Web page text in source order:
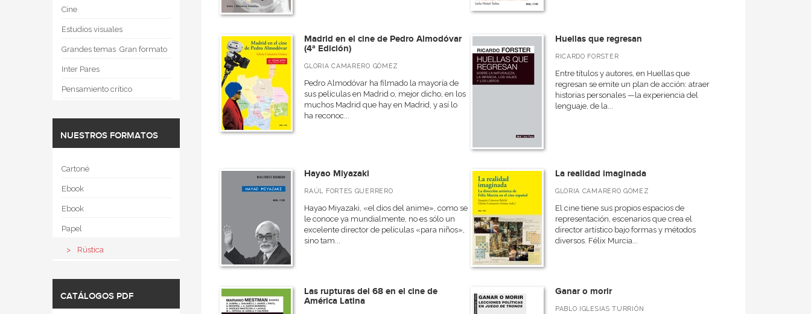
Cine
Estudios visuales
Grandes temas  Gran formato
Inter Pares
Pensamiento crítico
NUESTROS FORMATOS
Cartoné
Ebook
Ebook
Papel
Rústica
CATÁLOGOS PDF
Madrid en el cine de Pedro Almodóvar
(4ª Edición)
GLORIA CAMARERO GÓMEZ
Pedro Almodóvar ha filmado la mayoría de
sus películas en Madrid o, mejor dicho, en los
muchos Madrid que hay en Madrid, y así lo
ha reconoc...
Huellas que regresan
RICARDO FORSTER
Entre títulos y autores, en Huellas que
regresan se emite un plan de acción: atraer
historias personales —la experiencia del
lenguaje, de la...
Hayao Miyazaki
RAÚL FORTES GUERRERO
Hayao Miyazaki, «el dios del anime», como se
le conoce ya mundialmente, no es sólo un
excelente director de películas «para niños»,
sino tam...
La realidad imaginada
GLORIA CAMARERO GÓMEZ
El cine tiene sus propios espacios de
representación, escenarios que crea el
director artístico bajo formas y métodos
diversos. Félix Murcia...
Las rupturas del 68 en el cine de
América Latina
Ganar o morir
PABLO IGLESIAS TURRIÓN